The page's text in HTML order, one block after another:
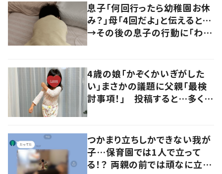
息子「何回行ったら幼稚園お休
み？」母「4回だよ」と伝えると…
→その後の息子の行動に「わか
4歳の娘「かぞくかいぎがした
い」まさかの議題に父親「最検
討事項！」 投稿すると…多くの
つかまり立ちしかできない我が
子…保育園では1人で立って
る！？ 両親の前では頑なに立た